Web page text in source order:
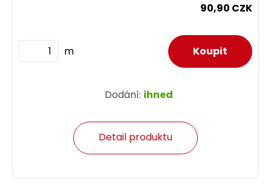
90,90 CZK
m
Dodání: ihned
Detail produktu